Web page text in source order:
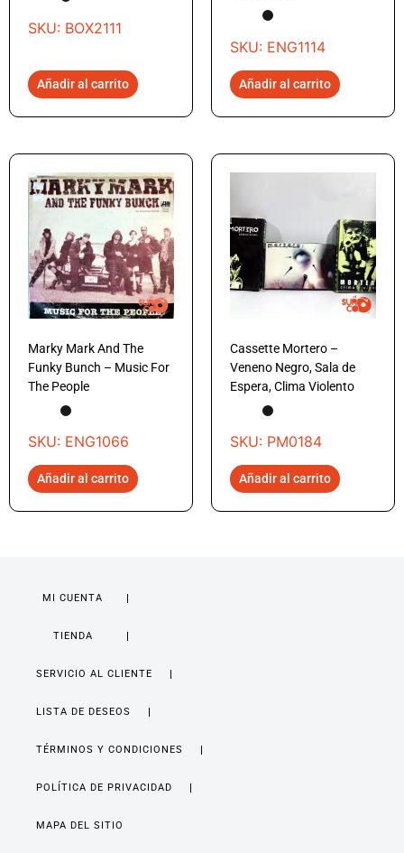
SKU: BOX2111
Añadir al carrito
SKU: ENG1114
Añadir al carrito
Marky Mark And The
Funky Bunch – Music For
The People
SKU: ENG1066
Añadir al carrito
Cassette Mortero –
Veneno Negro, Sala de
Espera, Clima Violento
SKU: PM0184
Añadir al carrito
MI CUENTA
TIENDA
SERVICIO AL CLIENTE
LISTA DE DESEOS
TÉRMINOS Y CONDICIONES
POLÍTICA DE PRIVACIDAD
MAPA DEL SITIO